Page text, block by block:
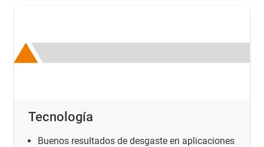
Tecnología
Buenos resultados de desgaste en aplicaciones